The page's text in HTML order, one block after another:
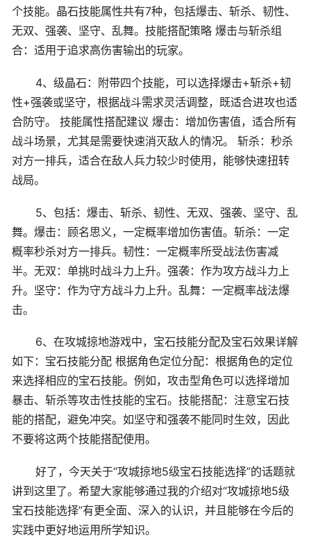
个技能。晶石技能属性共有7种，包括爆击、斩杀、韧性、
无双、强袭、坚守、乱舞。技能搭配策略 爆击与斩杀组
合：适用于追求高伤害输出的玩家。
4、级晶石：附带四个技能，可以选择爆击+斩杀+韧
性+强袭或坚守，根据战斗需求灵活调整，既适合进攻也适
合防守。 技能属性搭配建议 爆击：增加伤害值，适合所有
战斗场景，尤其是需要快速消灭敌人的情况。 斩杀：秒杀
对方一排兵，适合在敌人兵力较少时使用，能够快速扭转
战局。
5、包括：爆击、斩杀、韧性、无双、强袭、坚守、乱
舞。爆击：顾名思义，一定概率增加伤害值。斩杀：一定
概率秒杀对方一排兵。韧性：一定概率所受战法伤害减
半。无双：单挑时战斗力上升。强袭：作为攻方战斗力上
升。坚守：作为守方战斗力上升。乱舞：一定概率战法爆
击。
6、在攻城掠地游戏中，宝石技能分配及宝石效果详解
如下：宝石技能分配 根据角色定位分配：根据角色的定位
来选择相应的宝石技能。例如，攻击型角色可以选择增加
暴击、斩杀等攻击性技能的宝石。技能搭配：注意宝石技
能的搭配，避免冲突。如坚守和强袭不能同时生效，因此
不要将这两个技能搭配使用。
好了，今天关于“攻城掠地5级宝石技能选择”的话题就
讲到这里了。希望大家能够通过我的介绍对“攻城掠地5级
宝石技能选择”有更全面、深入的认识，并且能够在今后的
实践中更好地运用所学知识。